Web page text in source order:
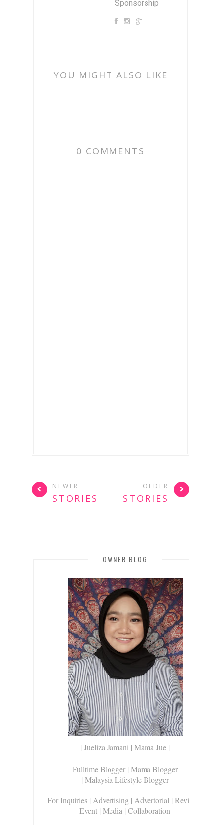
Sponsorship
YOU MIGHT ALSO LIKE
0 COMMENTS
NEWER
STORIES
OLDER
STORIES
OWNER BLOG
| Jueliza Jamani | Mama Jue |
Fulltime Blogger | Mama Blogger
| Malaysia Lifestyle Blogger
For Inquiries | Advertising | Advertorial | Review |
Event | Media | Collaboration